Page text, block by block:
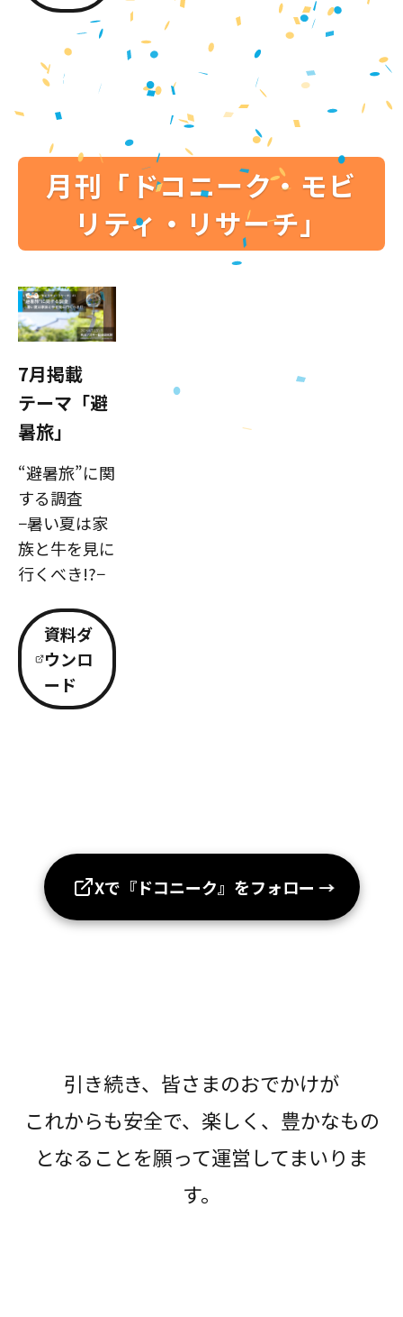
月刊「ドコニーク・モビ
リティ・リサーチ」
7月掲載
テーマ「避
暑旅」
“避暑旅”に関
する調査
−暑い夏は家
族と牛を見に
行くべき!?−
資料ダ
ウンロ
ード
Xで『ドコニーク』をフォロー →
引き続き、皆さまのおでかけが
これからも安全で、楽しく、豊かなもの
となることを願って運営してまいりま
す。